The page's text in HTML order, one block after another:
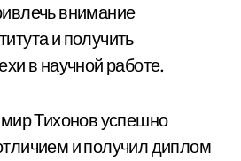
внимание
и получить
в научной работе.
Тихонов успешно
и получил диплом